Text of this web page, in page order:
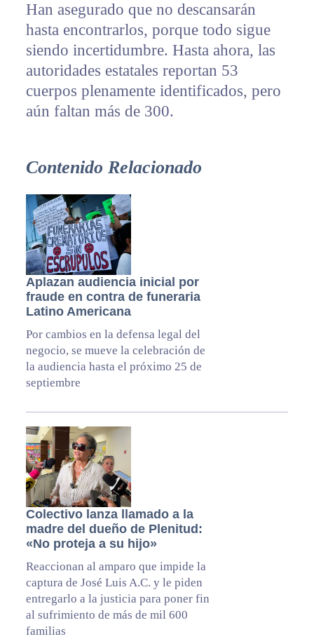
Han asegurado que no descansarán
hasta encontrarlos, porque todo sigue
siendo incertidumbre. Hasta ahora, las
autoridades estatales reportan 53
cuerpos plenamente identificados, pero
aún faltan más de 300.
Contenido Relacionado
Aplazan audiencia inicial por
fraude en contra de funeraria
Latino Americana
Por cambios en la defensa legal del
negocio, se mueve la celebración de
la audiencia hasta el próximo 25 de
septiembre
Colectivo lanza llamado a la
madre del dueño de Plenitud:
«No proteja a su hijo»
Reaccionan al amparo que impide la
captura de José Luis A.C. y le piden
entregarlo a la justicia para poner fin
al sufrimiento de más de mil 600
familias